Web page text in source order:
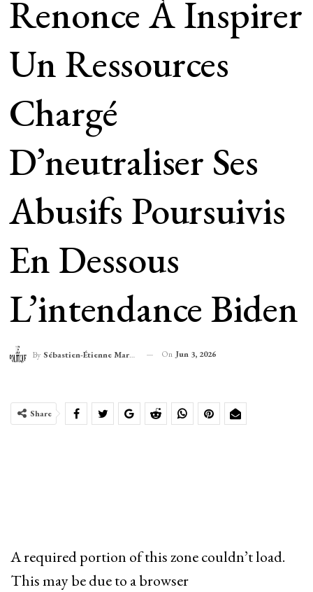
Renonce À Inspirer
Un Ressources
Chargé
D’neutraliser Ses
Abusifs Poursuivis
En Dessous
L’intendance Biden
By Sébastien-Étienne Marechal On Jun 3, 2026
Share
A required portion of this zone couldn’t load.
This may be due to a browser